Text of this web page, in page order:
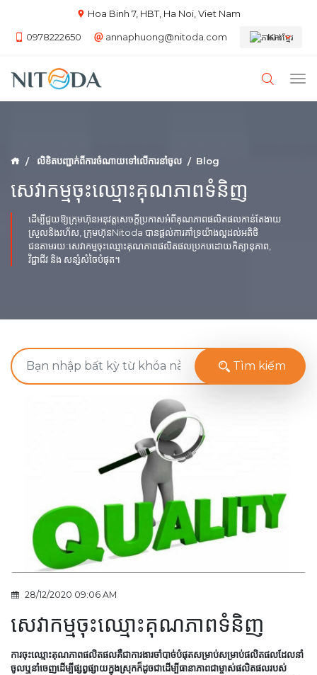
Hoa Binh 7, HBT, Ha Noi, Viet Nam
0978222650 annaphuong@nitoda.com KH
លិខិតបញ្ជាក់ពីការចំណាយទៅលើការនាំចូល Blog
សេវាកម្មចុះឈ្មោះគុណភាពទំនិញ
ដើម្បីជួយឱ្យក្រុមហ៊ុនអនុវត្តសេចក្តីប្រកាសអំពីគុណភាពផលិតផលកាន់តែងាយ
ស្រួលនិងរហ័ស, ក្រុមហ៊ុនNitoda បានផ្តល់ការគាំទ្រយ៉ាងល្អដល់អតិថិ
ជនតាមរយៈសេវាកម្មចុះឈ្មោះគុណភាពផលិតផលប្រកបដោយកិត្យានុភាព,
វិជ្ជាជីវ និង សន្សំសំចៃបំផុត។
Tìm kiếm
28/12/2020 09:06 AM
សេវាកម្មចុះឈ្មោះគុណភាពទំនិញ
ការចុះឈ្មោះគុណភាពផលិតផលគឺជាការងារចាំបាច់បំផុតសម្រាប់សម្រាប់ផលិតផលដែលនាំ
ចូលឬនាំចេញដើម្បីផ្សព្វផ្សាយក្នុងស្រុកក៏ដូចជាដើម្បីធានាភាពជាម្ចាស់ផលិតផលរបស់